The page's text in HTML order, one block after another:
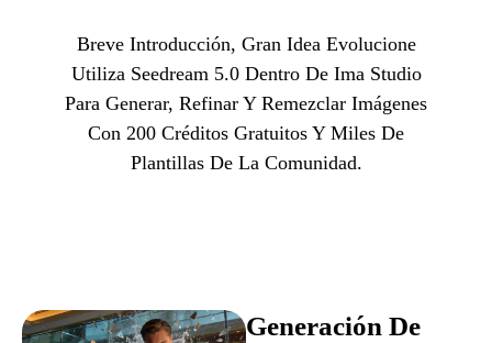
Breve Introducción, Gran Idea Evolucione
Utiliza Seedream 5.0 Dentro De Ima Studio
Para Generar, Refinar Y Remezclar Imágenes
Con 200 Créditos Gratuitos Y Miles De
Plantillas De La Comunidad.
Generación De